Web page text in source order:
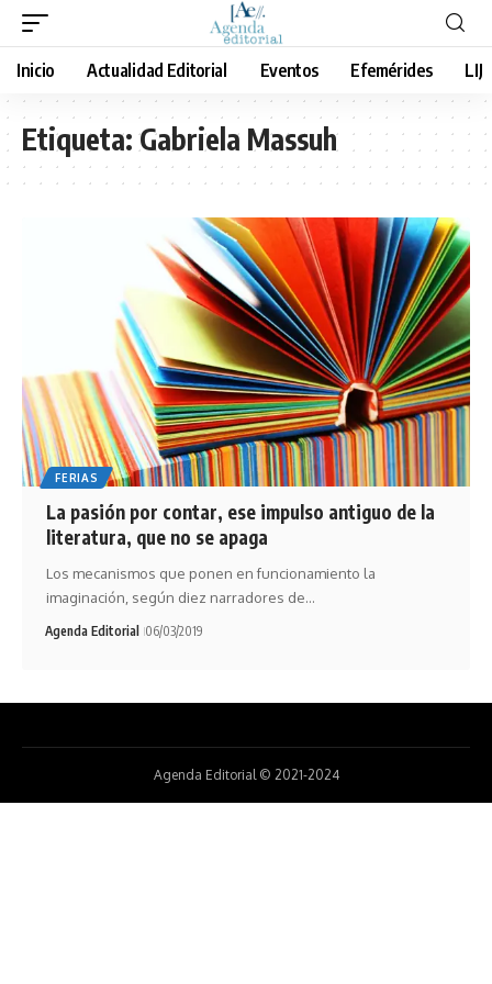
Inicio Actualidad Editorial Eventos Efemérides LIJ
Etiqueta:Gabriela Massuh
FERIAS
La pasión por contar, ese impulso antiguo de la
literatura, que no se apaga
Los mecanismos que ponen en funcionamiento la
imaginación, según diez narradores de…
Agenda Editorial 06/03/2019
Agenda Editorial © 2021-2024